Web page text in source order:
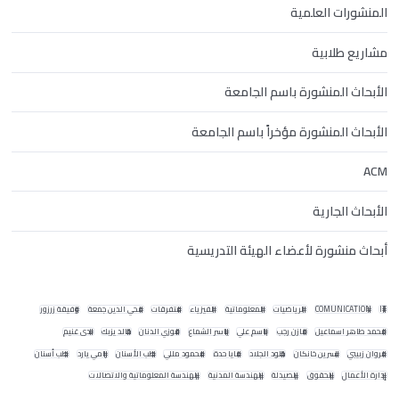
المنشورات العلمية
مشاريع طلابية
الأبحاث المنشورة باسم الجامعة
الأبحاث المنشورة مؤخراً باسم الجامعة
ACM
الأبحاث الجارية
أبحاث منشورة لأعضاء الهيئة التدريسية
IT
COMUNICATION الرياضيات المعلوماتية الفيزياء متفرقات محي الدين جمعة وفيقة زرزور
محمد طاهر اسماعيل مازن رجب باسم علي ياسر الشماع فوزي الدنان خالد يزبك ندى غنيم
مروان زبيبي نسرين خانكان خلود الجلاد مايا حدة محمود مللي طب الأسنان رامي يارد طب أسنان
إدارة الأعمال الحقوق الصيدلة الهندسة المدنية الهندسة المعلوماتية والاتصالات